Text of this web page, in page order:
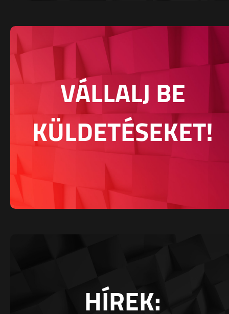
VÁLLALJ BE
KÜLDETÉSEKET!
HÍREK: